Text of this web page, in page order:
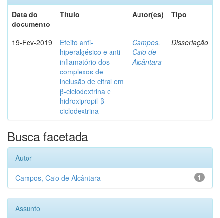
Data do
documento
Título Autor(es) Tipo
19-Fev-2019
Efeito anti-
hiperalgésico e anti-
inflamatório dos
complexos de
inclusão de citral em
β-ciclodextrina e
hidroxipropil-β-
ciclodextrina
Campos,
Caio de
Alcântara
Dissertação
Busca facetada
Autor
1
Campos, Caio de Alcântara
Assunto